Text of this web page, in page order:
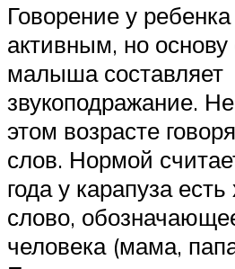
Говорение у
активным, но
малыша составляет
звукоподражание.
этом возрасте
слов. Нормой
года у карапуза
слово,
человека (мама,